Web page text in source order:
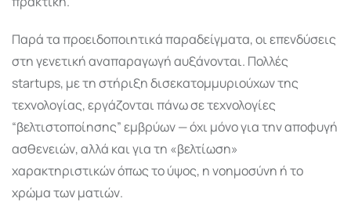
Παρά τα προειδοποιητικά παραδείγματα, οι επενδύσεις
στη γενετική αναπαραγωγή αυξάνονται. Πολλές
startups, με τη στήριξη δισεκατομμυριούχων της
τεχνολογίας, εργάζονται πάνω σε τεχνολογίες
“βελτιστοποίησης” εμβρύων — όχι μόνο για την αποφυγή
ασθενειών, αλλά και για τη «βελτίωση»
χαρακτηριστικών όπως το ύψος, η νοημοσύνη ή το
χρώμα των ματιών.